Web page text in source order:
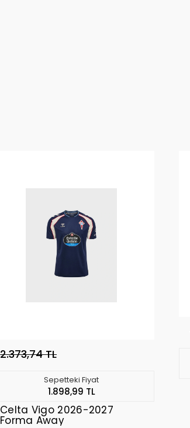
2.373,74 TL
Sepetteki Fiyat
1.898,99 TL
Celta Vigo 2026-2027
Forma Away